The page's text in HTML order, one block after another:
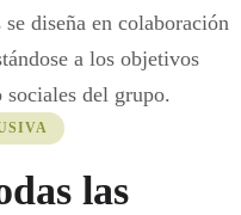
diseña en colaboración
a los objetivos
del grupo.
las